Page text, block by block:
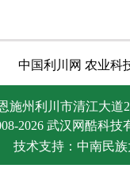
中国利川网 农业科
施州利川市清江大道
2026 武汉网酷科技
技术支持： 中南民